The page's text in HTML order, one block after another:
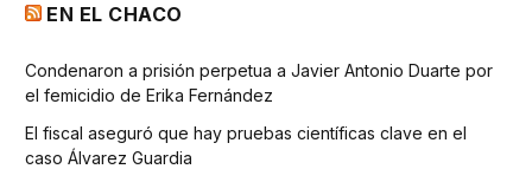
EN EL CHACO
Condenaron a prisión perpetua a Javier Antonio Duarte por
el femicidio de Erika Fernández
El fiscal aseguró que hay pruebas científicas clave en el
caso Álvarez Guardia